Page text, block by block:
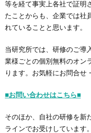
等を経て事実上各社で証明
たことからも、企業では社
れていることと思います。
当研究所では、研修のご導
業様ごとの個別無料のオン
ります。お気軽にお問合せ
■お問い合わせはこちら■
そのほか、自社の研修を新
ラインでお受けしています。